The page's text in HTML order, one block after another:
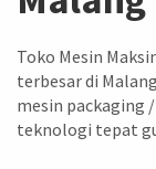
Toko Mesin
terbesar di
mesin packaging
teknologi tepat